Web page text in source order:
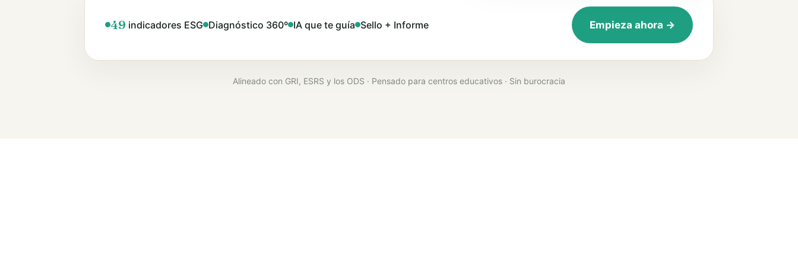
49 indicadores ESG Diagnóstico 360º IA que te guía Sello + Informe Empieza ahora →
Alineado con GRI, ESRS y los ODS · Pensado para centros educativos · Sin burocracia